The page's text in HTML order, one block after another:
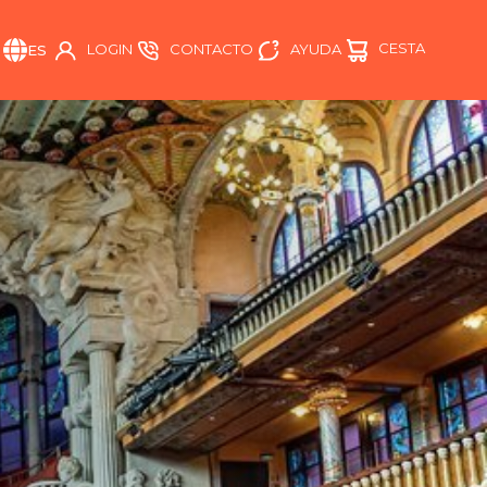
ES LOGIN CONTACTO AYUDA CESTA